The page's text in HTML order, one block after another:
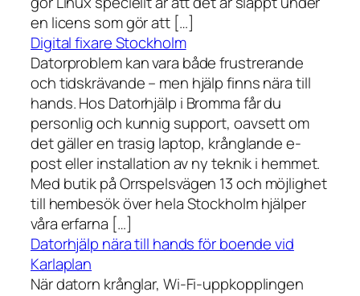
en licens som gör att […]
Digital fixare Stockholm
Datorproblem kan vara både frustrerande
och tidskrävande – men hjälp finns nära till
hands. Hos Datorhjälp i Bromma får du
personlig och kunnig support, oavsett om
det gäller en trasig laptop, krånglande e-
post eller installation av ny teknik i hemmet.
Med butik på Orrspelsvägen 13 och möjlighet
till hembesök över hela Stockholm hjälper
våra erfarna […]
Datorhjälp nära till hands för boende vid
Karlaplan
När datorn krånglar, Wi-Fi-uppkopplingen